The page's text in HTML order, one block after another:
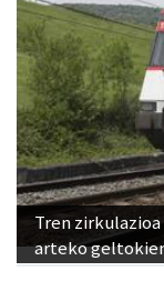
Tren
arteko